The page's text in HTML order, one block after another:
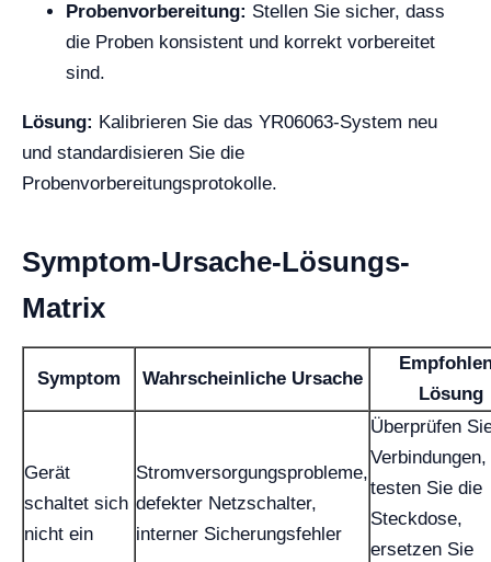
Probenvorbereitung: Stellen Sie sicher, dass
die Proben konsistent und korrekt vorbereitet
sind.
Lösung: Kalibrieren Sie das YR06063-System neu
und standardisieren Sie die
Probenvorbereitungsprotokolle.
Symptom-Ursache-Lösungs-
Matrix
Symptom Wahrscheinliche Ursache
Lösung
Gerät
schaltet sich
nicht ein
Stromversorgungsprobleme,
defekter Netzschalter,
interner Sicherungsfehler
Überprüfen
Verbindungen,
testen Sie die
Steckdose,
ersetzen Sie